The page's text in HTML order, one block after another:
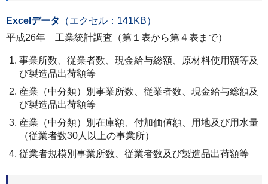
Excelデータ
（エクセル：141KB）
平成26年 工業統計調査（第１表から第４表まで）
事業所数、従業者数、現金給与総額、原材料使用額等及
び製造品出荷額等
産業（中分類）別事業所数、従業者数、現金給与総額及
び製造品出荷額等
産業（中分類）別在庫額、付加価値額、用地及び用水量
（従業者数30人以上の事業所）
従業者規模別事業所数、従業者数及び製造品出荷額等